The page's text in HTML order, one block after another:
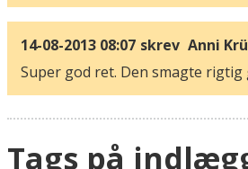
14-08-2013 08:07 skrev Anni
Super god ret. Den smagte rigtig
Tags på